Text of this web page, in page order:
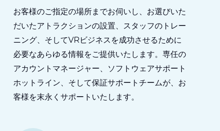
お客様のご指定の場所までお伺いし、お選びいた
だいたアトラクションの設置、スタッフのトレー
ニング、そしてVRビジネスを成功させるために
必要なあらゆる情報をご提供いたします。専任の
アカウントマネージャー、ソフトウェアサポート
ホットライン、そして保証サポートチームが、お
客様を末永くサポートいたします。